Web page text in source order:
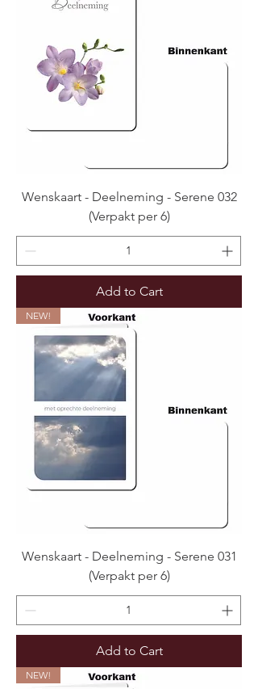
Wenskaart - Deelneming - Serene 032
(Verpakt per 6)
Add to Cart
NEW!
Wenskaart - Deelneming - Serene 031
(Verpakt per 6)
Add to Cart
NEW!